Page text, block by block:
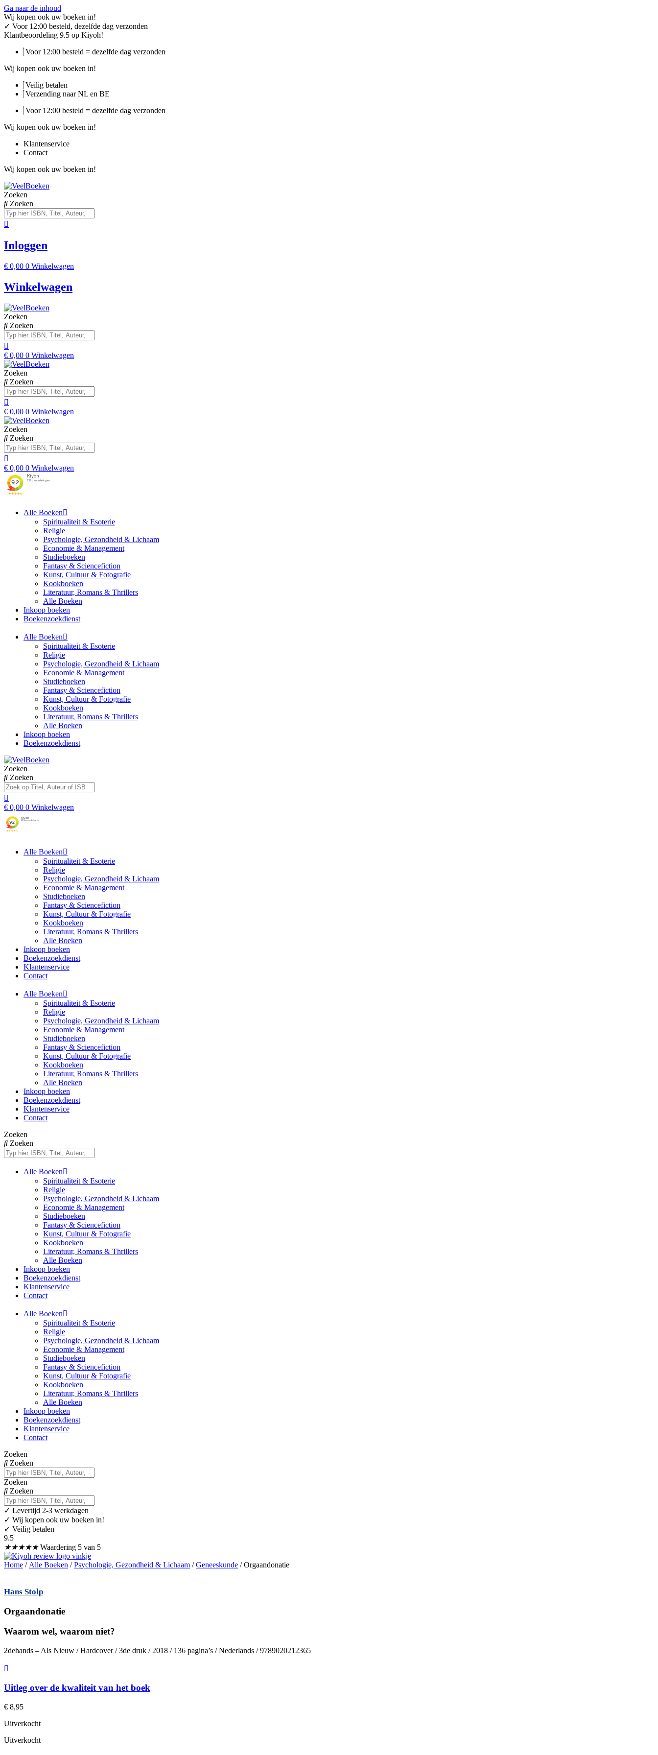
Ga naar de inhoud
Wij kopen ook uw boeken in!
✓ Voor 12:00 besteld, dezelfde dag verzonden
Klantbeoordeling 9.5 op Kiyoh!
Voor 12:00 besteld = dezelfde dag verzonden
Wij kopen ook uw boeken in!
Veilig betalen
Verzending naar NL en BE
Voor 12:00 besteld = dezelfde dag verzonden
Wij kopen ook uw boeken in!
Klantenservice
Contact
Wij kopen ook uw boeken in!
Zoeken
Zoeken
Inloggen
€ 0,00 0 Winkelwagen
Winkelwagen
Zoeken
Zoeken
€ 0,00 0 Winkelwagen
Zoeken
Zoeken
€ 0,00 0 Winkelwagen
Zoeken
Zoeken
€ 0,00 0 Winkelwagen
Alle Boeken
Spiritualiteit & Esoterie
Religie
Psychologie, Gezondheid & Lichaam
Economie & Management
Studieboeken
Fantasy & Sciencefiction
Kunst, Cultuur & Fotografie
Kookboeken
Literatuur, Romans & Thrillers
Alle Boeken
Inkoop boeken
Boekenzoekdienst
Alle Boeken
Spiritualiteit & Esoterie
Religie
Psychologie, Gezondheid & Lichaam
Economie & Management
Studieboeken
Fantasy & Sciencefiction
Kunst, Cultuur & Fotografie
Kookboeken
Literatuur, Romans & Thrillers
Alle Boeken
Inkoop boeken
Boekenzoekdienst
Zoeken
Zoeken
€ 0,00 0 Winkelwagen
Alle Boeken
Spiritualiteit & Esoterie
Religie
Psychologie, Gezondheid & Lichaam
Economie & Management
Studieboeken
Fantasy & Sciencefiction
Kunst, Cultuur & Fotografie
Kookboeken
Literatuur, Romans & Thrillers
Alle Boeken
Inkoop boeken
Boekenzoekdienst
Klantenservice
Contact
Alle Boeken
Spiritualiteit & Esoterie
Religie
Psychologie, Gezondheid & Lichaam
Economie & Management
Studieboeken
Fantasy & Sciencefiction
Kunst, Cultuur & Fotografie
Kookboeken
Literatuur, Romans & Thrillers
Alle Boeken
Inkoop boeken
Boekenzoekdienst
Klantenservice
Contact
Zoeken
Zoeken
Alle Boeken
Spiritualiteit & Esoterie
Religie
Psychologie, Gezondheid & Lichaam
Economie & Management
Studieboeken
Fantasy & Sciencefiction
Kunst, Cultuur & Fotografie
Kookboeken
Literatuur, Romans & Thrillers
Alle Boeken
Inkoop boeken
Boekenzoekdienst
Klantenservice
Contact
Alle Boeken
Spiritualiteit & Esoterie
Religie
Psychologie, Gezondheid & Lichaam
Economie & Management
Studieboeken
Fantasy & Sciencefiction
Kunst, Cultuur & Fotografie
Kookboeken
Literatuur, Romans & Thrillers
Alle Boeken
Inkoop boeken
Boekenzoekdienst
Klantenservice
Contact
Zoeken
Zoeken
Zoeken
Zoeken
✓ Levertijd 2-3 werkdagen
✓ Wij kopen ook uw boeken in!
✓ Veilig betalen
9.5
★★★★★ Waardering 5 van 5
Home / Alle Boeken /Psychologie, Gezondheid & Lichaam /Geneeskunde / Orgaandonatie
Hans Stolp
Orgaandonatie
Waarom wel, waarom niet?
2dehands – Als Nieuw / Hardcover / 3de druk / 2018 / 136 pagina’s / Nederlands / 9789020212365
Uitleg over de kwaliteit van het boek
€ 8,95
Uitverkocht
Uitverkocht